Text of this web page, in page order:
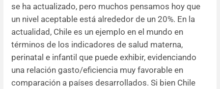
se ha actualizado, pero muchos pensamos hoy que
un nivel aceptable está alrededor de un 20%. En la
actualidad, Chile es un ejemplo en el mundo en
términos de los indicadores de salud materna,
perinatal e infantil que puede exhibir, evidenciando
una relación gasto/eficiencia muy favorable en
comparación a países desarrollados. Si bien Chile